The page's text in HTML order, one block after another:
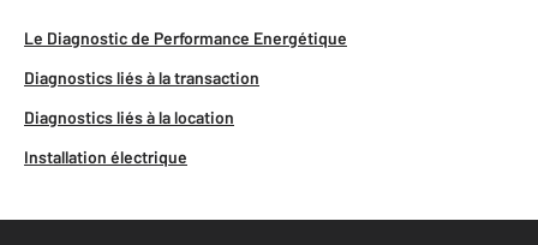
Le Diagnostic de Performance Energétique
Diagnostics liés à la transaction
Diagnostics liés à la location
Installation électrique